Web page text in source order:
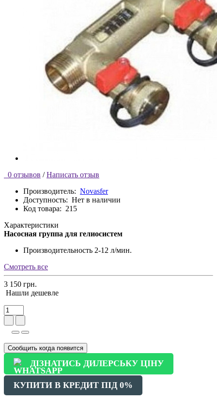
0 отзывов / Написать отзыв
Производитель: Novasfer
Доступность: Нет в наличии
Код товара: 215
Характеристики
Насосная группа для гелиосистем
Производительность 2-12 л/мин.
Смотреть все
3 150 грн.
Нашли дешевле
Сообщить когда появится
ДІЗНАТИСЬ ДИЛЕРСЬКУ ЦІНУ
КУПИТИ В КРЕДИТ ПІД 0%